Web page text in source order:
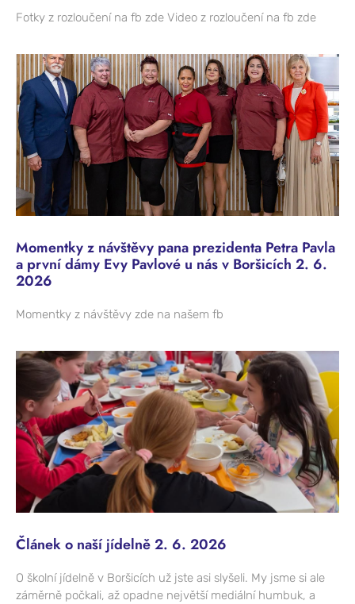
Fotky z rozloučení na fb zde Video z rozloučení na fb zde
Momentky z návštěvy pana prezidenta Petra Pavla
a první dámy Evy Pavlové u nás v Boršicích 2. 6.
2026
Momentky z návštěvy zde na našem fb
Článek o naší jídelně 2. 6. 2026
O školní jídelně v Boršicích už jste asi slyšeli. My jsme si ale
záměrně počkali, až opadne největší mediální humbuk, a